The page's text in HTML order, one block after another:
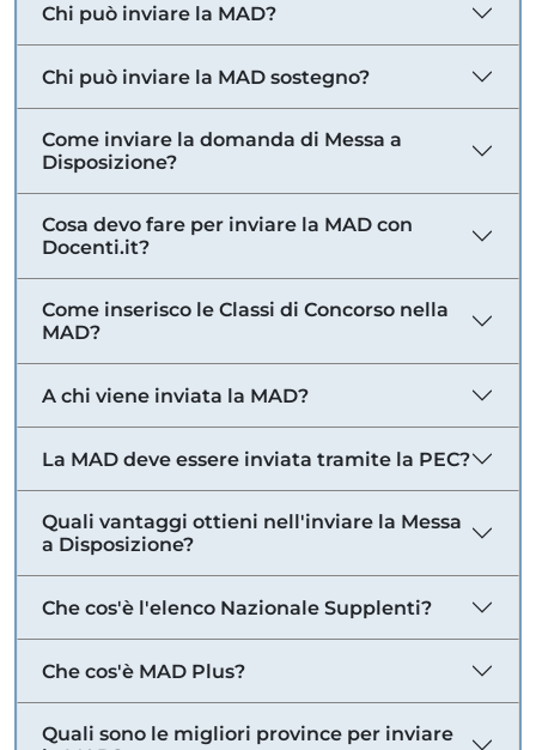
Chi può inviare la MAD?
Chi può inviare la MAD sostegno?
Come inviare la domanda di Messa a
Disposizione?
Cosa devo fare per inviare la MAD con
Docenti.it?
Come inserisco le Classi di Concorso nella
MAD?
A chi viene inviata la MAD?
La MAD deve essere inviata tramite la PEC?
Quali vantaggi ottieni nell'inviare la Messa
a Disposizione?
Che cos'è l'elenco Nazionale Supplenti?
Che cos'è MAD Plus?
Quali sono le migliori province per inviare